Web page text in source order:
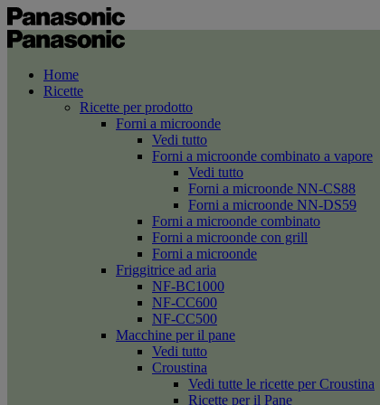
Home
Ricette
Ricette per prodotto
Forni a microonde
Vedi tutto
Forni a microonde combinato a vapore
Vedi tutto
Forni a microonde NN-CS88
Forni a microonde NN-DS59
Forni a microonde combinato
Forni a microonde con grill
Forni a microonde
Friggitrice ad aria
NF-BC1000
NF-CC600
NF-CC500
Macchine per il pane
Vedi tutto
Croustina
Vedi tutte le ricette per Croustina
Ricette per il Pane